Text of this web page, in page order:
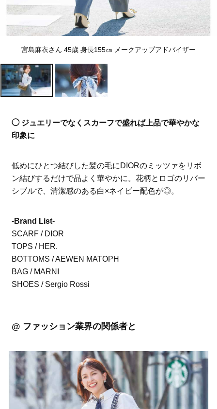
宮島麻衣さん 45歳 身長155㎝ メークアップアドバイザー
◯ ジュエリーでなくスカーフで盛れば上品で華やかな
印象に
低めにひとつ結びした髪の毛にDIORのミッツァをリボ
ン結びするだけで品よく華やかに。花柄とロゴのリバー
シブルで、清潔感のある白×ネイビー配色が◎。
-Brand List-
SCARF / DIOR
TOPS / HER.
BOTTOMS / AEWEN MATOPH
BAG / MARNI
SHOES / Sergio Rossi
@ ファッション業界の関係者と